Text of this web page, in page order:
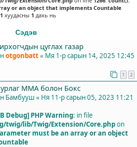
or an object that implements Countable
1 хуудасны 1 дахь нь
Сэдэв
цуглах газар
otgonbatt« Мя 1-р сарын 14, 2025 12:45
1 2
ММА болон Бокс
Бамбууш « Ня 11-р сарын 05, 2023 11:21
Debug] PHP Warning: in file
twig/lib/Twig/Extension/Core.phpon
must be an array or an object